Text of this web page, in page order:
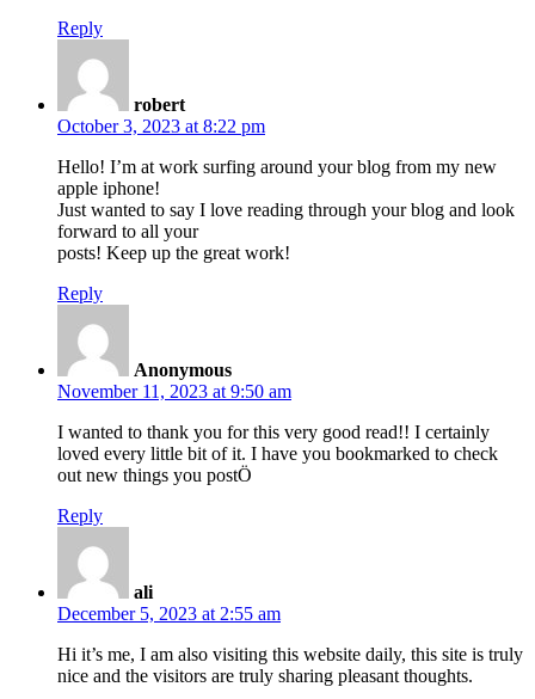
Reply
robert
October 3, 2023 at 8:22 pm
Hello! I’m at work surfing around your blog from my new
apple iphone!
Just wanted to say I love reading through your blog and look
forward to all your
posts! Keep up the great work!
Reply
Anonymous
November 11, 2023 at 9:50 am
I wanted to thank you for this very good read!! I certainly
loved every little bit of it. I have you bookmarked to check
out new things you postÖ
Reply
ali
December 5, 2023 at 2:55 am
Hi it’s me, I am also visiting this website daily, this site is truly
nice and the visitors are truly sharing pleasant thoughts.